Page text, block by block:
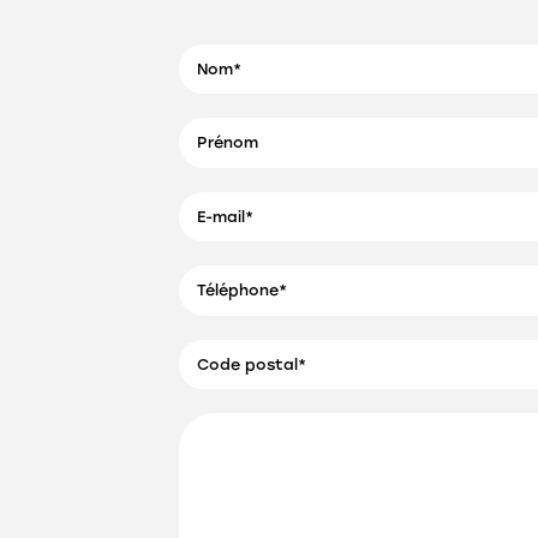
Nom*
Prénom
E-mail*
Téléphone*
Code postal*